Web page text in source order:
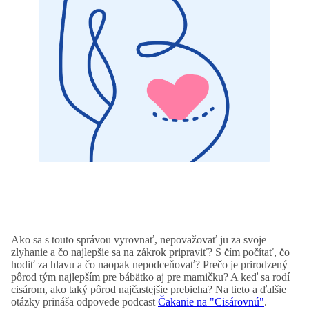
Ako sa s touto správou vyrovnať, nepovažovať ju za svoje
zlyhanie a čo najlepšie sa na zákrok pripraviť? S čím počítať, čo
hodiť za hlavu a čo naopak nepodceňovať? Prečo je prirodzený
pôrod tým najlepším pre bábätko aj pre mamičku? A keď sa rodí
cisárom, ako taký pôrod najčastejšie prebieha? Na tieto a ďalšie
otázky prináša odpovede podcastČakanie na "Cisárovnú".